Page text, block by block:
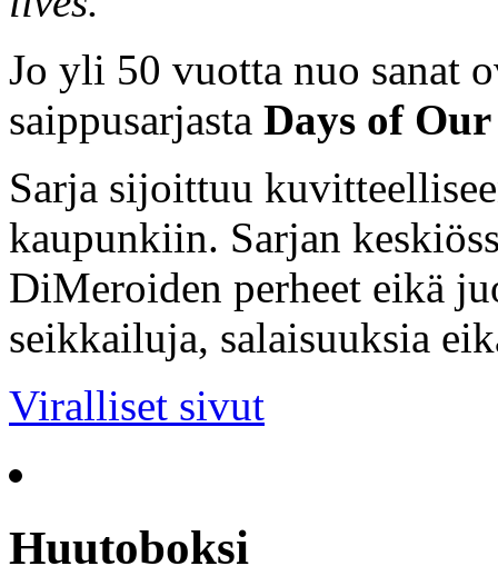
Jo yli 50 vuotta nuo sanat
saippusarjasta Days of
Sarja sijoittuu
kaupunkiin. Sarjan
DiMeroiden perheet eikä
seikkailuja, salaisuuksia
Viralliset sivut
Huutoboksi